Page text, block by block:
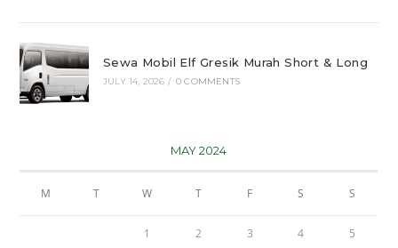
Sewa Mobil Elf Gresik Murah Short & Long
JULY 14, 2026 / 0 COMMENTS
MAY 2024
M T W T F S S
1 2 3 4 5